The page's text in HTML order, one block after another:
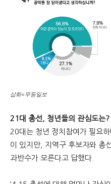
삽화=무등일보
21대 총선, 청년들의 관심도는?
20대는 청년 정치참여가 필요
이 있지만, 지역구 후보자와 총
과반수가 모른다고 답했다.